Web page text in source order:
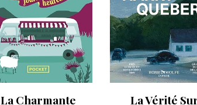
La Charmante
La Vérité